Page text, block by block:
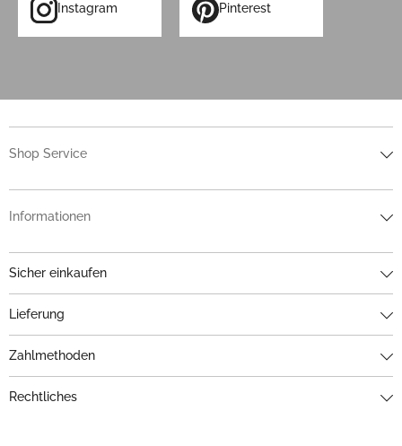
Instagram Pinterest
Shop Service
Informationen
Sicher einkaufen
Lieferung
Zahlmethoden
Rechtliches